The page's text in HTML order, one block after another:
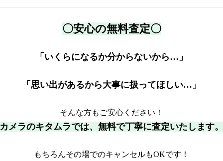
〇安心の無料査定〇
「いくらになるか分からないから…」
「思い出があるから大事に扱ってほしい…」
そんな方もご安心ください！
カメラのキタムラでは、無料で丁寧に査定いたします。
もちろんその場でのキャンセルもOKです！